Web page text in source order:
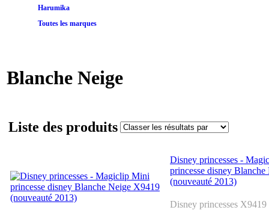
Harumika
Toutes les marques
Blanche Neige
Liste des produits
Disney princesses -
princesse disney
(nouveauté 2013)
Disney princesses X9419